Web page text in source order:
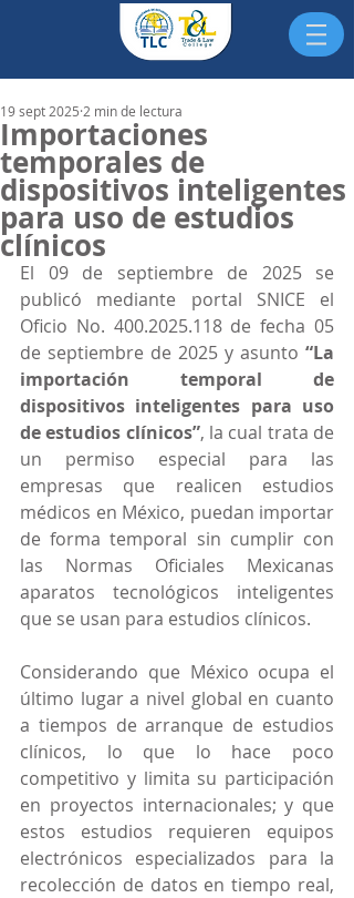
Importaciones
temporales de
dispositivos inteligentes
para uso de estudios
clínicos
19 sept 2025 2 min de lectura
El 09 de septiembre de 2025 se
publicó mediante portal SNICE el
Oficio No. 400.2025.118 de fecha 05
de septiembre de 2025 y asunto “La
importación temporal de
dispositivos inteligentes para uso
de estudios clínicos”, la cual trata de
un permiso especial para las
empresas que realicen estudios
médicos en México, puedan importar
de forma temporal sin cumplir con
las Normas Oficiales Mexicanas
aparatos tecnológicos inteligentes
que se usan para estudios clínicos.
Considerando que México ocupa el
último lugar a nivel global en cuanto
a tiempos de arranque de estudios
clínicos, lo que lo hace poco
competitivo y limita su participación
en proyectos internacionales; y que
estos estudios requieren equipos
electrónicos especializados para la
recolección de datos en tiempo real,